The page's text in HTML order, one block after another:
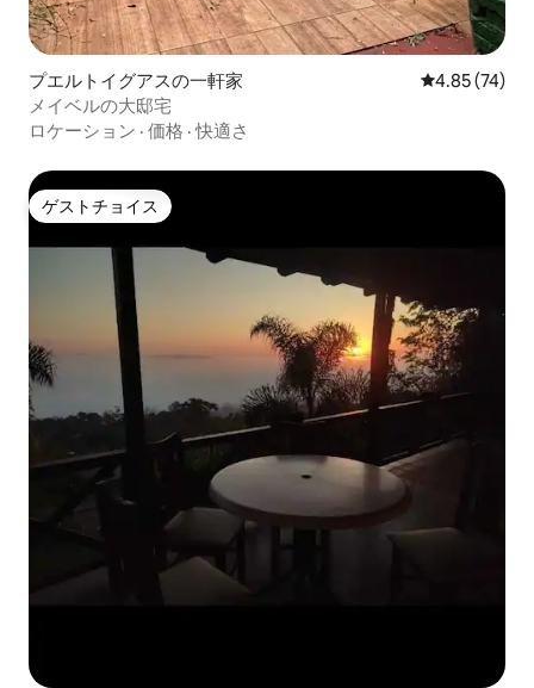
プエルトイグアスの一軒家 レビュー74
4.85 (74)
メイベルの大邸宅
ロケーション · 価格 ·快適さ
ゲストチョイス
ゲストチョイス